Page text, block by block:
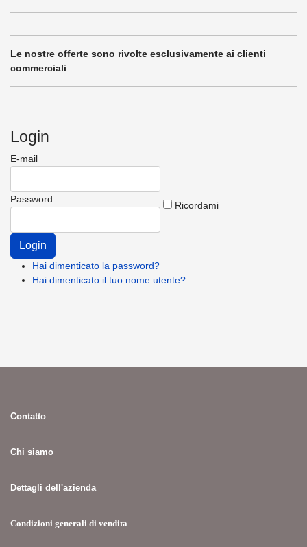
Le nostre offerte sono rivolte esclusivamente ai clienti
commerciali
Login
E-mail
Password
Ricordami
Hai dimenticato la password?
Hai dimenticato il tuo nome utente?
Contatto
Chi siamo
Dettagli dell'azienda
Condizioni generali di vendita